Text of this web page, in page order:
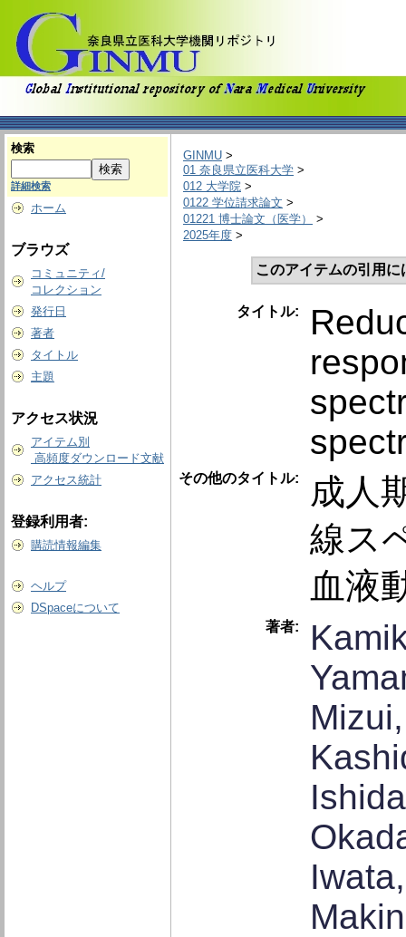
検索
詳細検索
ホーム
ブラウズ
コミュニティ/
コレクション
発行日
著者
タイトル
主題
アクセス状況
アイテム別
高頻度ダウンロード文献
アクセス統計
登録利用者:
購読情報編集
ヘルプ
DSpaceについて
GINMU >
01 奈良県立医科大学 >
012 大学院 >
0122 学位請求論文 >
01221 博士論文（医学）
>
2025年度 >
このアイテムの引用
タイトル:
その他のタイトル:
成人
線ス
血液
著者: